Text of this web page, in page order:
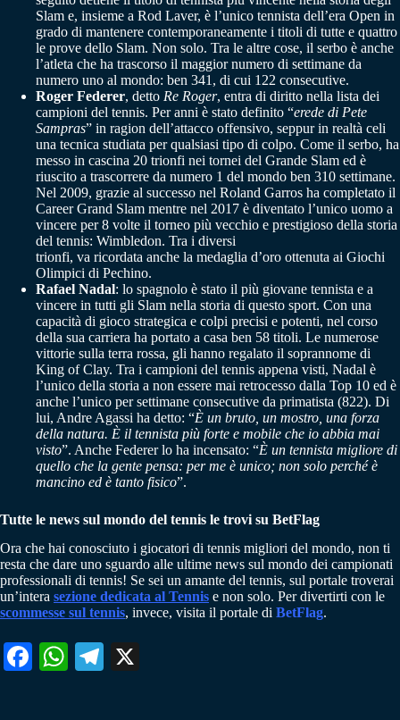
Slam e, insieme a Rod Laver, è l’unico tennista dell’era Open in
grado di mantenere contemporaneamente i titoli di tutte e quattro
le prove dello Slam. Non solo. Tra le altre cose, il serbo è anche
l’atleta che ha trascorso il maggior numero di settimane da
numero uno al mondo: ben 341, di cui 122 consecutive.
Roger Federer, detto Re Roger, entra di diritto nella lista dei
campioni del tennis. Per anni è stato definito “erede di Pete
Sampras” in ragion dell’attacco offensivo, seppur in realtà celi
una tecnica studiata per qualsiasi tipo di colpo. Come il serbo, ha
messo in cascina 20 trionfi nei tornei del Grande Slam ed è
riuscito a trascorrere da numero 1 del mondo ben 310 settimane.
Nel 2009, grazie al successo nel Roland Garros ha completato il
Career Grand Slam mentre nel 2017 è diventato l’unico uomo a
vincere per 8 volte il torneo più vecchio e prestigioso della storia
del tennis: Wimbledon. Tra i diversi
trionfi, va ricordata anche la medaglia d’oro ottenuta ai Giochi
Olimpici di Pechino.
Rafael Nadal: lo spagnolo è stato il più giovane tennista e a
vincere in tutti gli Slam nella storia di questo sport. Con una
capacità di gioco strategica e colpi precisi e potenti, nel corso
della sua carriera ha portato a casa ben 58 titoli. Le numerose
vittorie sulla terra rossa, gli hanno regalato il soprannome di
King of Clay. Tra i campioni del tennis appena visti, Nadal è
l’unico della storia a non essere mai retrocesso dalla Top 10 ed è
anche l’unico per settimane consecutive da primatista (822). Di
lui, Andre Agassi ha detto: “È un bruto, un mostro, una forza
della natura. È il tennista più forte e mobile che io abbia mai
visto”. Anche Federer lo ha incensato: “È un tennista migliore di
quello che la gente pensa: per me è unico; non solo perché è
mancino ed è tanto fisico”.
Tutte le news sul mondo del tennis le trovi su BetFlag
Ora che hai conosciuto i giocatori di tennis migliori del mondo, non ti
resta che dare uno sguardo alle ultime news sul mondo dei campionati
professionali di tennis! Se sei un amante del tennis, sul portale troverai
un’intera sezione dedicata al Tennis e non solo. Per divertirti con le
scommesse sul tennis, invece, visita il portale di BetFlag.
Fa W
Te